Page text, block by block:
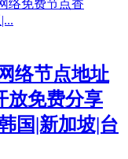
络节点地址
免费分享
国|新加坡|台